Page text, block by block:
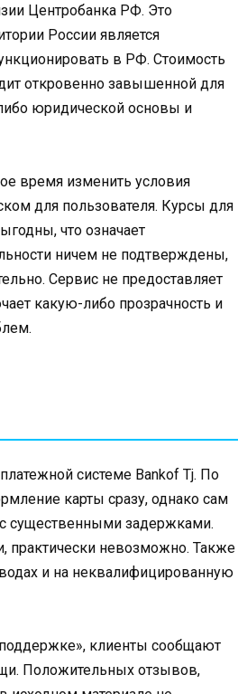
Центробанка РФ. Это
России является
в РФ. Стоимость
откровенно завышенной для
юридической основы и
время изменить условия
для пользователя. Курсы для
что означает
ничем не подтверждены,
Сервис не предоставляет
какую-либо прозрачность и
системе Bankof Tj. По
карты сразу, однако сам
с существенными задержками.
практически невозможно. Также
и на неквалифицированную
клиенты сообщают
Положительных отзывов,